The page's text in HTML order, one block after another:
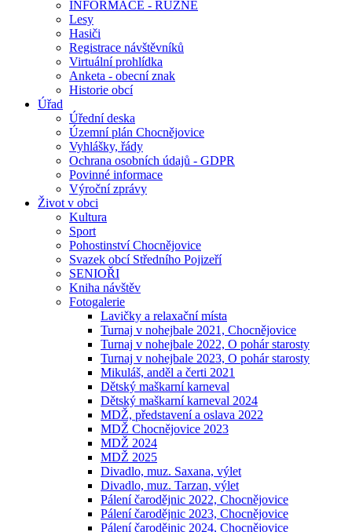
INFORMACE - RŮZNÉ
Lesy
Hasiči
Registrace návštěvníků
Virtuální prohlídka
Anketa - obecní znak
Historie obcí
Úřad
Úřední deska
Územní plán Chocnějovice
Vyhlášky, řády
Ochrana osobních údajů - GDPR
Povinné informace
Výroční zprávy
Život v obci
Kultura
Sport
Pohostinství Chocnějovice
Svazek obcí Středního Pojizeří
SENIOŘI
Kniha návštěv
Fotogalerie
Lavičky a relaxační místa
Turnaj v nohejbale 2021, Chocnějovice
Turnaj v nohejbale 2022, O pohár starosty
Turnaj v nohejbale 2023, O pohár starosty
Mikuláš, anděl a čerti 2021
Dětský maškarní karneval
Dětský maškarní karneval 2024
MDŽ, představení a oslava 2022
MDŽ Chocnějovice 2023
MDŽ 2024
MDŽ 2025
Divadlo, muz. Saxana, výlet
Divadlo, muz. Tarzan, výlet
Pálení čarodějnic 2022, Chocnějovice
Pálení čarodějnic 2023, Chocnějovice
Pálení čarodějnic 2024, Chocnějovice